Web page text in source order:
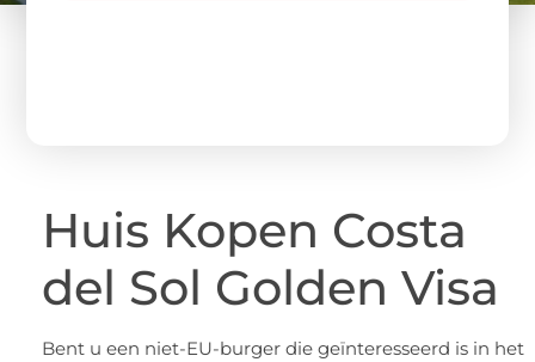
Huis Kopen Costa
del Sol Golden Visa
Bent u een niet-EU-burger die geïnteresseerd is in het